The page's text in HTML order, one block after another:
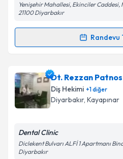
Yenişehir Mahallesi, Ekinciler
21100 Diyarbakır
Randevu
Randevu Takvimi
Uzm. Dr. Mehmet Bozyel
oluşturun. Size bu
takvim hazırlandığında e-
Dt. Rezzan Patnos
Diş Hekimi +1diğer
Diyarbakır, Kayapınar
Dental Clinic
Diclekent Bulvarı ALFİ 1 Apartmanı
Diyarbakır